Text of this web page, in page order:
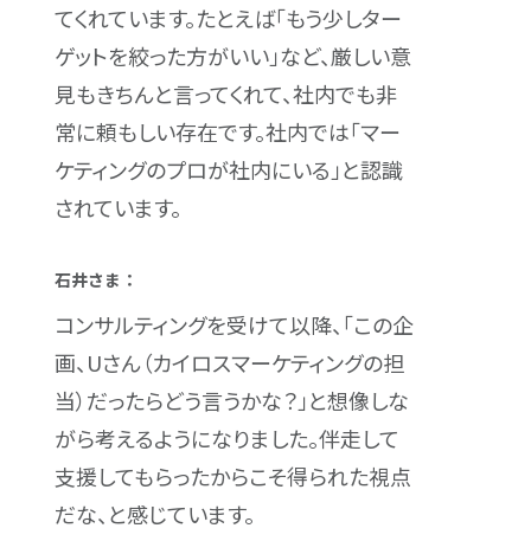
てくれています。たとえば「もう少しター
ゲットを絞った方がいい」など、厳しい意
見もきちんと言ってくれて、社内でも非
常に頼もしい存在です。社内では「マー
ケティングのプロが社内にいる」と認識
されています。
石井さま：
コンサルティングを受けて以降、「この企
画、Uさん（カイロスマーケティングの担
当）だったらどう言うかな？」と想像しな
がら考えるようになりました。伴走して
支援してもらったからこそ得られた視点
だな、と感じています。